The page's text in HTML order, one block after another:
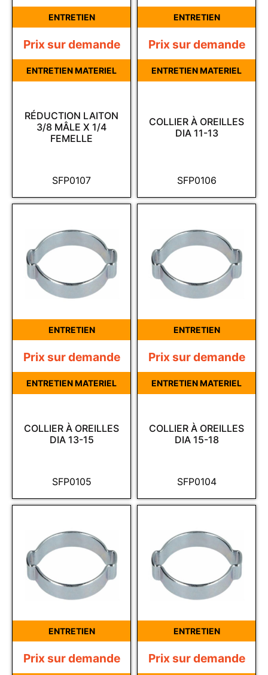
ENTRETIEN
SFP0107
RÉDUCTION LAITON
3/8 MÂLE X 1/4
FEMELLE
Prix sur demande
ENTRETIEN MATERIEL
ENTRETIEN
SFP0106
COLLIER À OREILLES
DIA 11-13
Prix sur demande
ENTRETIEN MATERIEL
ENTRETIEN
SFP0105
COLLIER À OREILLES
DIA 13-15
Prix sur demande
ENTRETIEN MATERIEL
ENTRETIEN
SFP0104
COLLIER À OREILLES
DIA 15-18
Prix sur demande
ENTRETIEN MATERIEL
ENTRETIEN
Prix sur demande
ENTRETIEN
Prix sur demande